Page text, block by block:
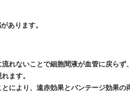
あります。
れないことで細胞間液が血管に戻らず、
ます。
により、遠赤効果とバンテージ効果の